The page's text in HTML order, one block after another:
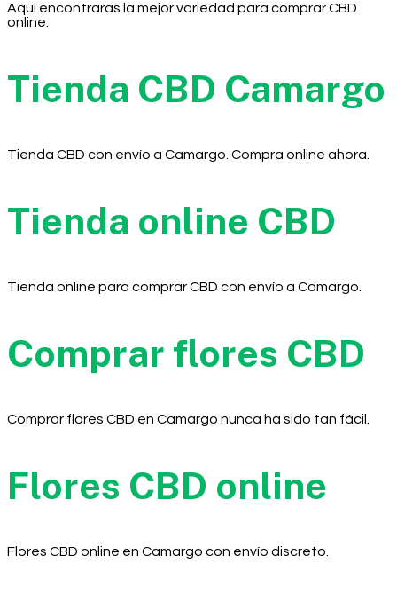
Aquí encontrarás la mejor variedad para comprar CBD
online.
Tienda CBD Camargo
Tienda CBD con envío a Camargo. Compra online ahora.
Tienda online CBD
Tienda online para comprar CBD con envío a Camargo.
Comprar flores CBD
Comprar flores CBD en Camargo nunca ha sido tan fácil.
Flores CBD online
Flores CBD online en Camargo con envío discreto.